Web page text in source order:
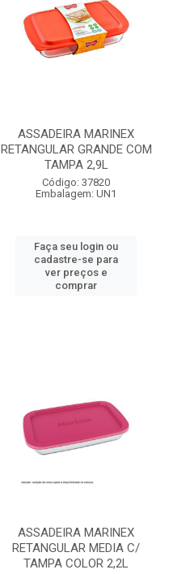
ASSADEIRA MARINEX
RETANGULAR GRANDE COM
TAMPA 2,9L
Código: 37820
Embalagem: UN1
Faça seu login ou
cadastre-se para
ver preços e
comprar
ASSADEIRA MARINEX
RETANGULAR MEDIA C/
TAMPA COLOR 2,2L